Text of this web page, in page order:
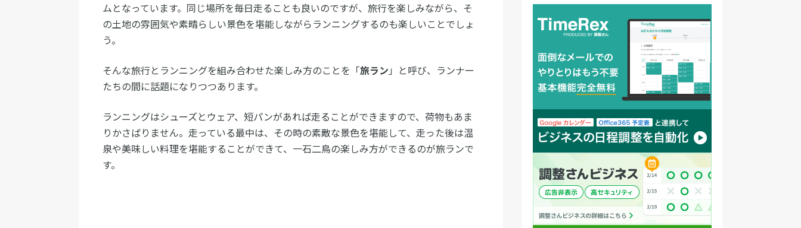
ムとなっています。同じ場所を毎日走ることも良いのですが、旅行を楽しみながら、そ
の土地の雰囲気や素晴らしい景色を堪能しながらランニングするのも楽しいことでしょ
う。
そんな旅行とランニングを組み合わせた楽しみ方のことを「旅ラン 」と呼び、ランナー
たちの間に話題になりつつあります。
ランニングはシューズとウェア、短パンがあれば走ることができますので、荷物もあま
りかさばりません。走っている最中は、その時の素敵な景色を堪能して、走った後は温
泉や美味しい料理を堪能することができて、一石二鳥の楽しみ方ができるのが旅ランで
す。